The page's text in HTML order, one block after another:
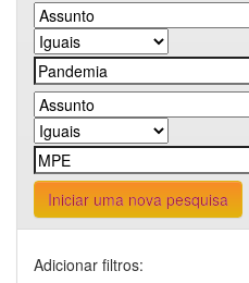
Iniciar uma nova pesquisa
Adicionar filtros: